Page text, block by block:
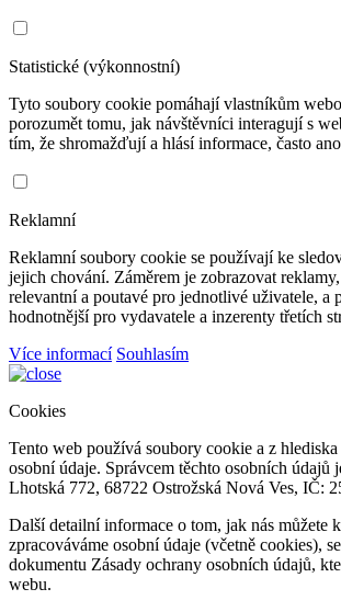
Statistické (výkonnostní)
Tyto soubory cookie pomáhají vlastníkům
porozumět tomu, jak návštěvníci interagují s
tím, že shromažďují a hlásí informace, často
Reklamní
Reklamní soubory cookie se používají ke
jejich chování. Záměrem je zobrazovat
relevantní a poutavé pro jednotlivé uživatele, a
hodnotnější pro vydavatele a inzerenty třetích
Více informací Souhlasím
Cookies
Tento web používá soubory cookie a z hlediska
osobní údaje. Správcem těchto osobních údajů
Lhotská 772, 68722 Ostrožská Nová Ves, IČ:
Další detailní informace o tom, jak nás můžete
zpracováváme osobní údaje (včetně cookies),
dokumentu Zásady ochrany osobních údajů,
webu.